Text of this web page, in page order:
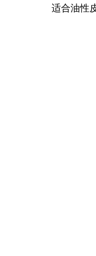
适合油性